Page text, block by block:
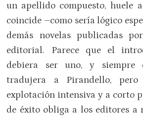
un apellido compuesto, huele
coincide –como sería lógico
demás novelas publicadas
editorial. Parece que el
debiera ser uno, y siempre
tradujera a Pirandello,
explotación intensiva y a corto
de éxito obliga a los editores a